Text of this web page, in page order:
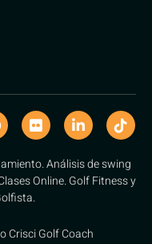
Análisis de swing
Online. Golf Fitness y
Crisci Golf Coach